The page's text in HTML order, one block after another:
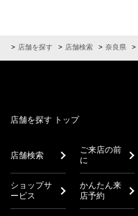
店舗を探す 店舗検索 奈良県
店舗を探す トップ
店舗検索
ご来店の前
に
ショップサ
ービス
かんたん来
店予約